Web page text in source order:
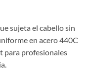
sujeta el cabello sin
en acero 440C
para profesionales